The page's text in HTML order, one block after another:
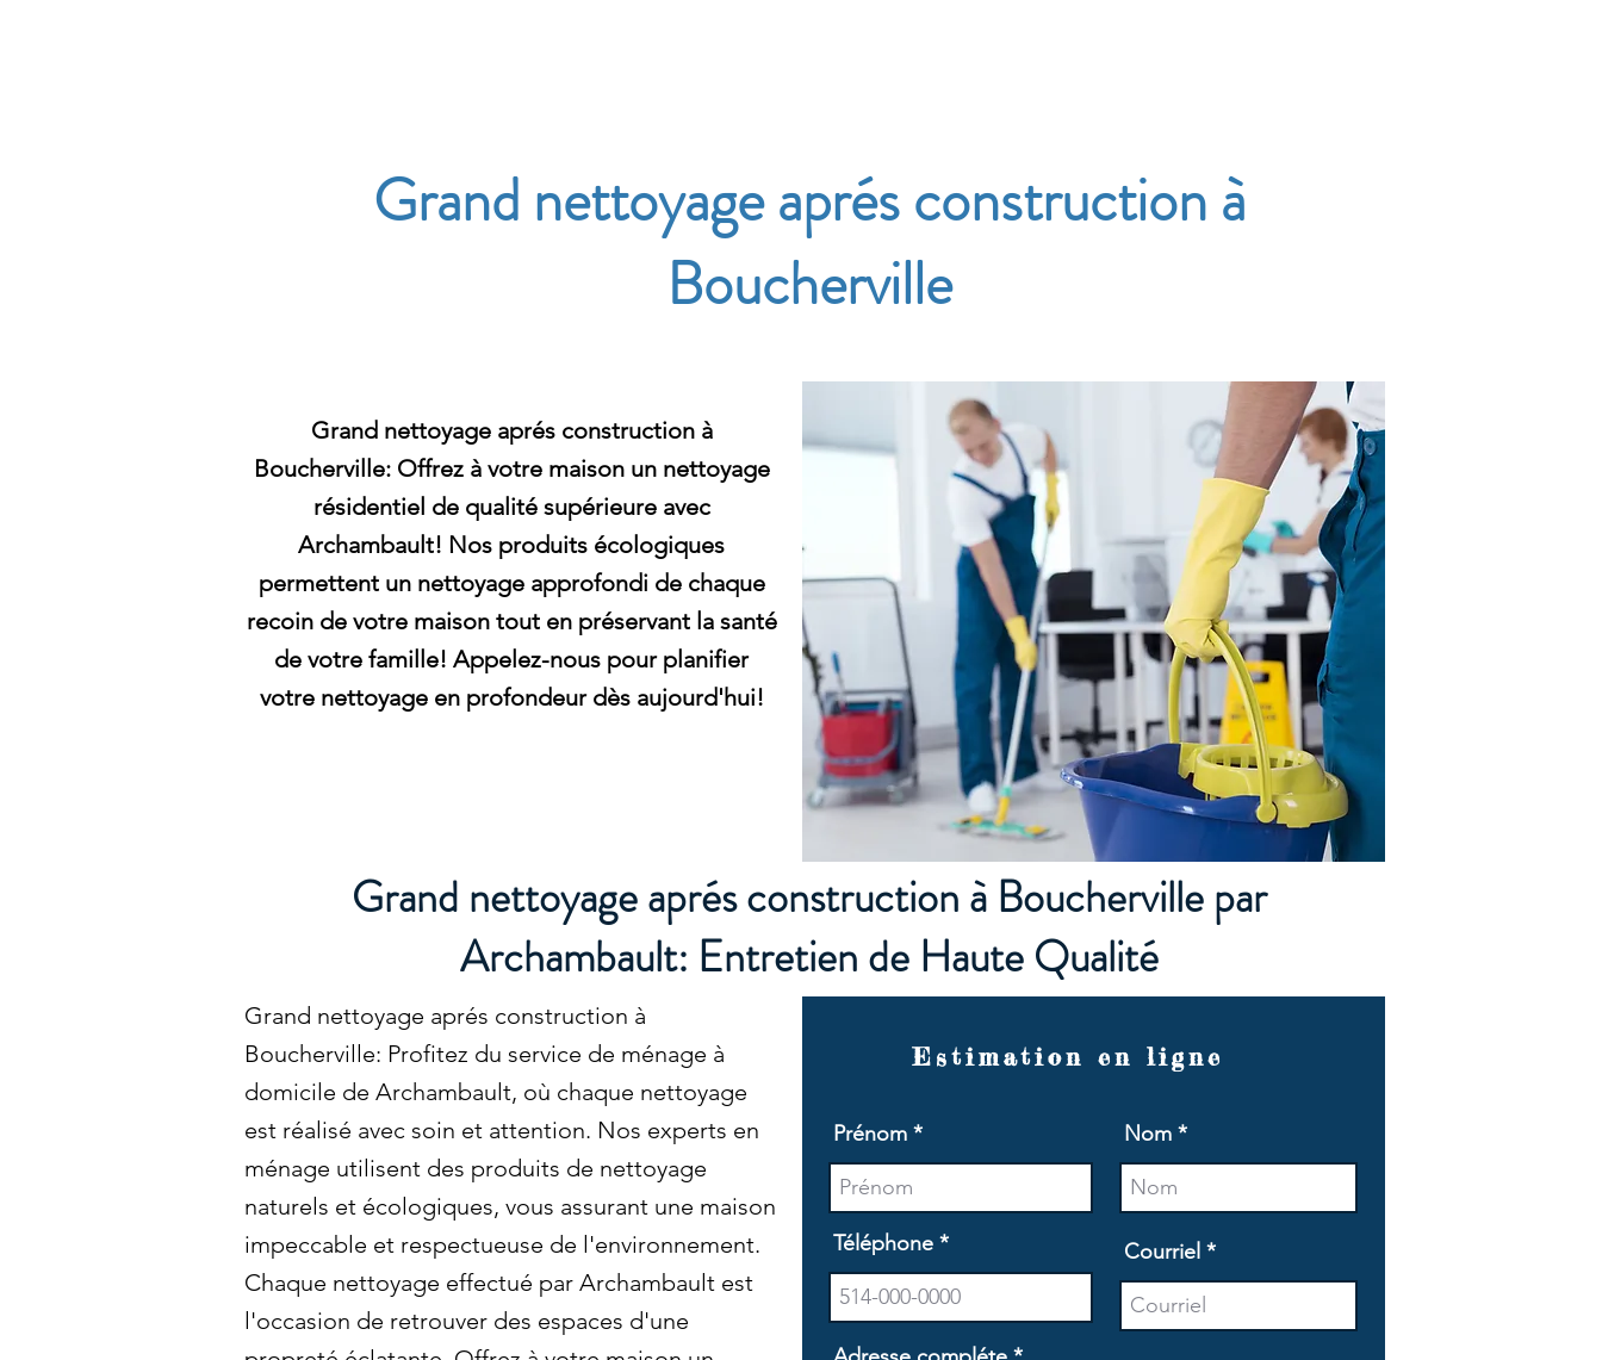
Grand nettoyage aprés construction à
Boucherville
Grand nettoyage aprés construction à
Boucherville: Offrez à votre maison un nettoyage
résidentiel de qualité supérieure avec
Archambault! Nos produits écologiques
permettent un nettoyage approfondi de chaque
recoin de votre maison tout en préservant la santé
de votre famille! Appelez-nous pour planifier
votre nettoyage en profondeur dès aujourd'hui!
Grand nettoyage aprés construction à Boucherville par
Archambault: Entretien de Haute Qualité
Grand nettoyage aprés construction à
Boucherville: Profitez du service de ménage à
domicile de Archambault, où chaque nettoyage
est réalisé avec soin et attention. Nos experts en
ménage utilisent des produits de nettoyage
naturels et écologiques, vous assurant une maison
impeccable et respectueuse de l'environnement.
Chaque nettoyage effectué par Archambault est
l'occasion de retrouver des espaces d'une
Estimation en ligne
Prénom Nom
Téléphone Courriel